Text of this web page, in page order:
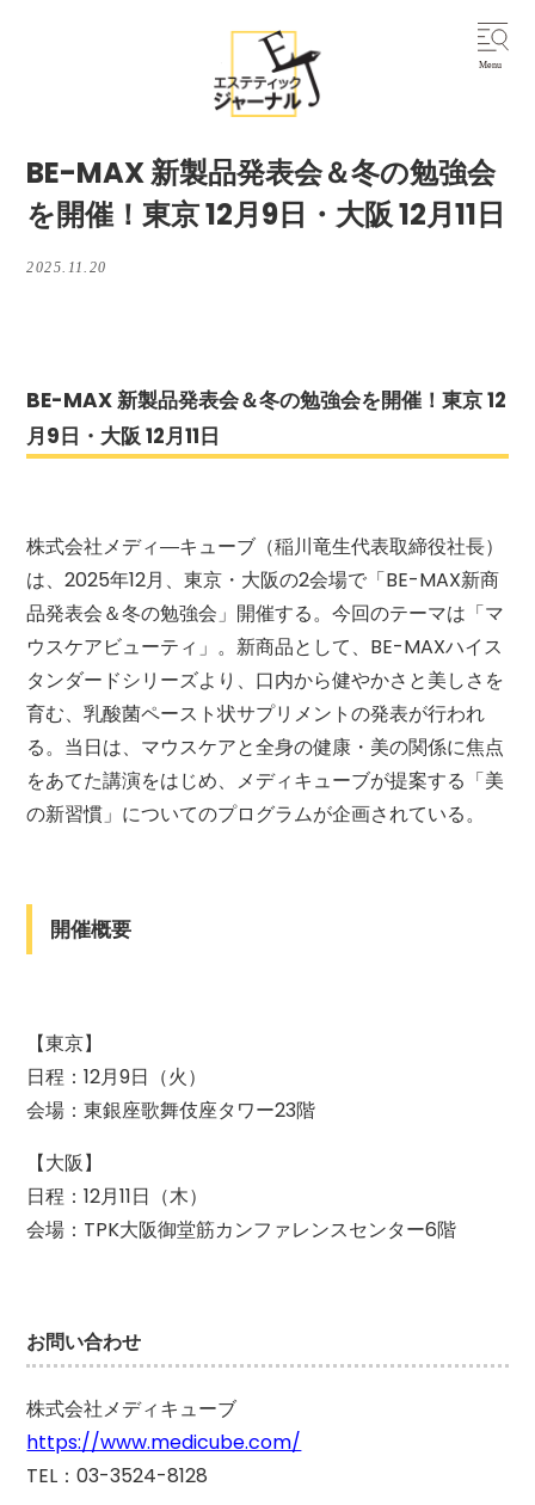
BE-MAX 新製品発表会＆冬の勉強会
を開催！東京 12月9日・大阪 12月11日
2025.11.20
BE-MAX 新製品発表会＆冬の勉強会を開催！東京 12
月9日・大阪 12月11日
株式会社メディ―キューブ（稲川竜生代表取締役社長）
は、2025年12月、東京・大阪の2会場で「BE-MAX新商
品発表会＆冬の勉強会」開催する。今回のテーマは「マ
ウスケアビューティ」。新商品として、BE-MAXハイス
タンダードシリーズより、口内から健やかさと美しさを
育む、乳酸菌ペースト状サプリメントの発表が行われ
る。当日は、マウスケアと全身の健康・美の関係に焦点
をあてた講演をはじめ、メディキューブが提案する「美
の新習慣」についてのプログラムが企画されている。
開催概要
【東京】
日程：12月9日（火）
会場：東銀座歌舞伎座タワー23階
【大阪】
日程：12月11日（木）
会場：TPK大阪御堂筋カンファレンスセンター6階
お問い合わせ
株式会社メディキューブ
https://www.medicube.com/
TEL：03-3524-8128